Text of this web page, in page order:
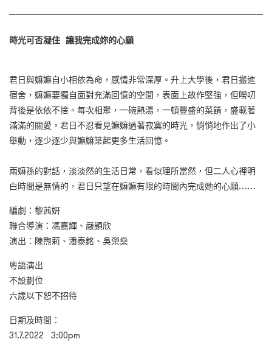
時光可否凝住 讓我完成妳的心願
君日與嫲嫲自小相依為命，感情非常深厚。升上大學後，君日搬進
宿舍，嫲嫲要獨自面對充滿回憶的空間，表面上故作堅強，但嘮叨
背後是依依不捨。每次相聚，一碗熱湯，一頓豐盛的菜餚，盛載著
滿滿的關愛。君日不忍看見嫲嫲過著寂寞的時光，悄悄地作出了小
舉動，逐少逐少與嫲嫲築起更多生活回憶。
兩嫲孫的對話，淡淡然的生活日常，看似理所當然，但二人心裡明
白時間是無情的，君日只望在嫲嫲有限的時間內完成她的心願……
編劇：黎茜姸
聯合導演：馮嘉輝 、嚴頴欣
演出：陳煦莉 、潘泰銘、吳榮燊
粵語演出
不設劃位
六歲以下恕不招待
日期及時間：
31.7.2022 3:00pm